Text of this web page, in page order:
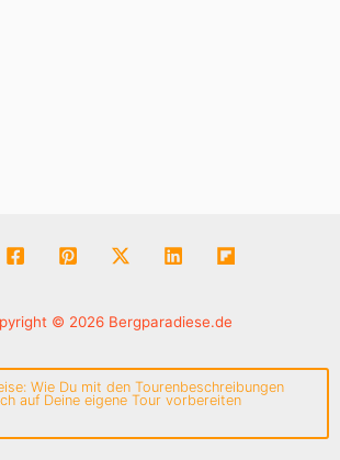
© 2026 Bergparadiese.de
Wie Du mit den Tourenbeschreibungen
auf Deine eigene Tour vorbereiten